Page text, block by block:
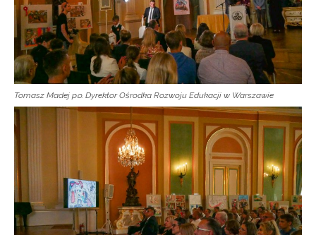
Tomasz Madej p.o. Dyrektor Ośrodka Rozwoju Edukacji w Warszawie